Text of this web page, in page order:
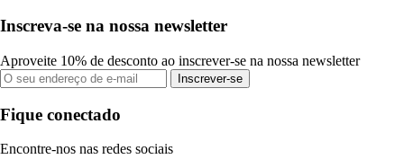
Inscreva-se na nossa newsletter
Aproveite 10% de desconto ao inscrever-se na nossa newsletter
Inscrever-se
Fique conectado
Encontre-nos nas redes sociais